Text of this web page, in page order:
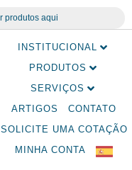
INSTITUCIONAL
PRODUTOS
SERVIÇOS
ARTIGOS
CONTATO
SOLICITE UMA COTAÇÃO
MINHA CONTA